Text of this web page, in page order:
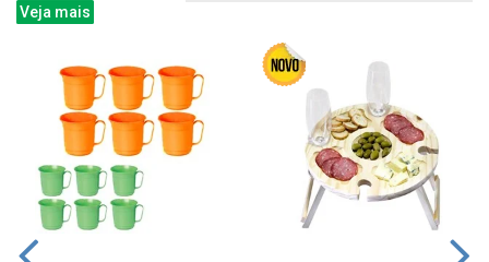
Veja mais